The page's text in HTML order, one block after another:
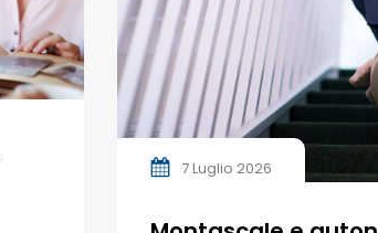
7 Luglio 2026